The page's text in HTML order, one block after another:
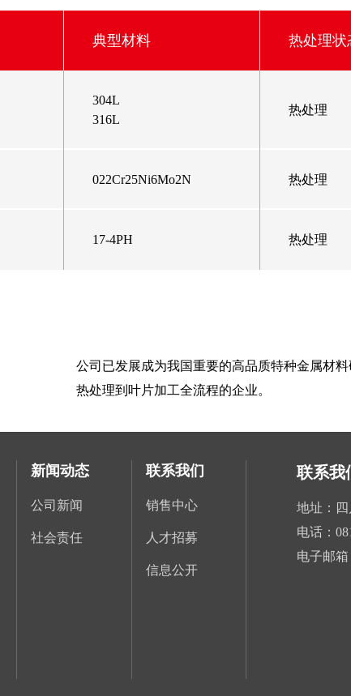
典型材料 热处理状
304L
316L
热处理
022Cr25Ni6Mo2N 热处理
17-4PH 热处理
公司已发展成为我国重要的高品质特种金属材
热处理到叶片加工全流程的企业。
新闻动态
公司新闻
社会责任
联系我们
销售中心
人才招募
信息公开
联系我
地址：
电话：
电子邮